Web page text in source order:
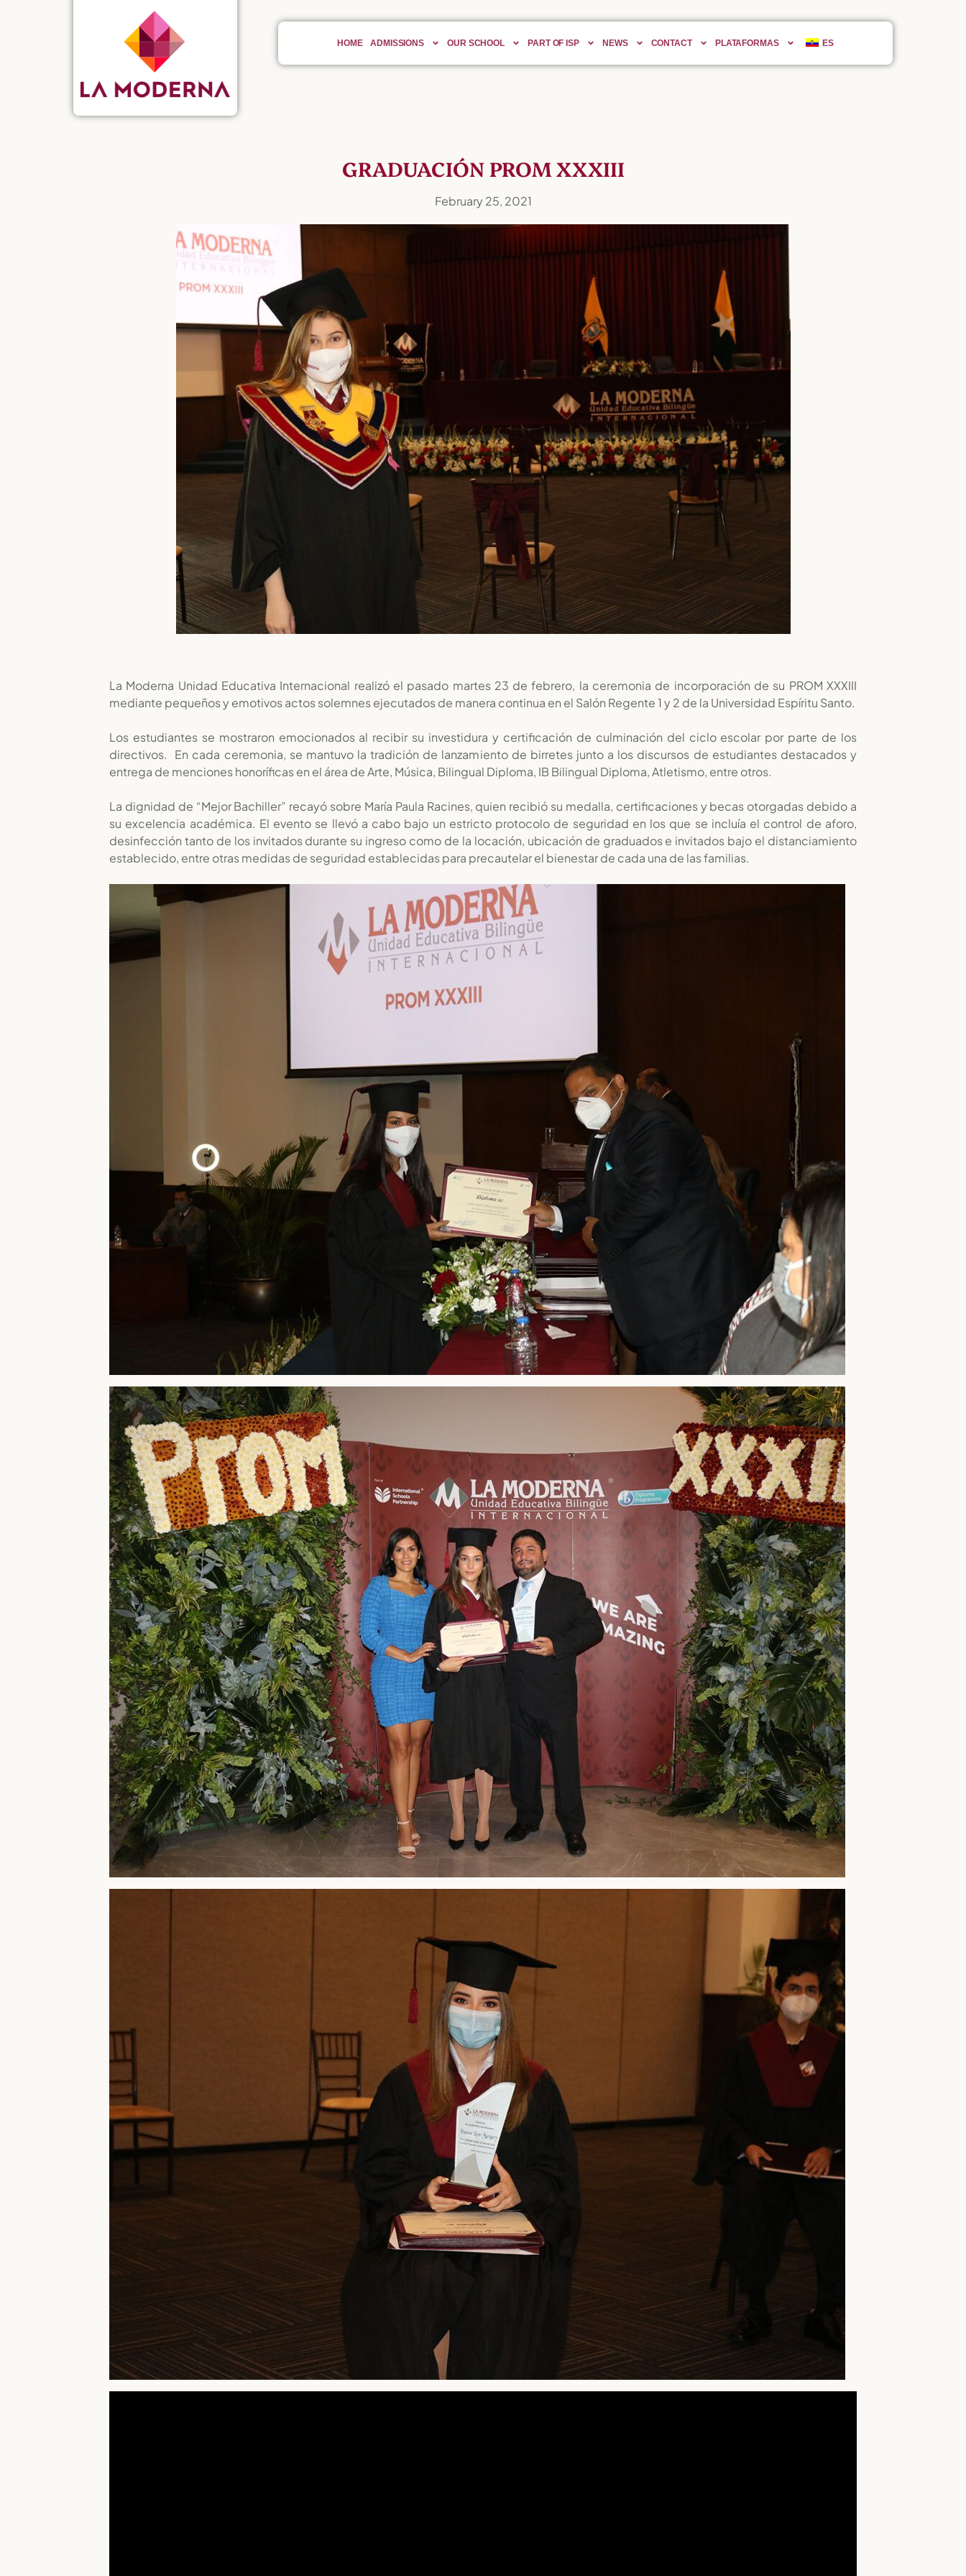
HOME ADMISSIONS OUR SCHOOL PART OF ISP NEWS CONTACT PLATAFORMAS ES
GRADUACIÓN PROM XXXIII
February 25, 2021
La Moderna Unidad Educativa Internacional realizó el pasado martes 23 de febrero, la ceremonia de incorporación de su PROM XXXIII
mediante pequeños y emotivos actos solemnes ejecutados de manera continua en el Salón Regente 1 y 2 de la Universidad Espíritu Santo.
Los estudiantes se mostraron emocionados al recibir su investidura y certificación de culminación del ciclo escolar por parte de los
directivos. En cada ceremonia, se mantuvo la tradición de lanzamiento de birretes junto a los discursos de estudiantes destacados y
entrega de menciones honoríficas en el área de Arte, Música, Bilingual Diploma, IB Bilingual Diploma, Atletismo, entre otros.
La dignidad de “Mejor Bachiller” recayó sobre María Paula Racines, quien recibió su medalla, certificaciones y becas otorgadas debido a
su excelencia académica. El evento se llevó a cabo bajo un estricto protocolo de seguridad en los que se incluía el control de aforo,
desinfección tanto de los invitados durante su ingreso como de la locación, ubicación de graduados e invitados bajo el distanciamiento
establecido, entre otras medidas de seguridad establecidas para precautelar el bienestar de cada una de las familias.